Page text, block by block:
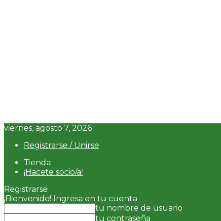
viernes, agosto 7, 2026
Registrarse / Unirse
Tienda
¡Hacete socio/a!
Registrarse
¡Bienvenido! Ingresa en tu cuenta
tu nombre de usuario
tu contraseña